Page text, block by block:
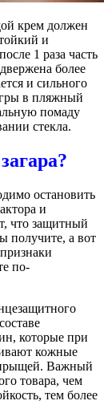
крем должен
и
1 раза часть
более
и сильного
в пляжный
помаду
стекла.
остановить
и
что защитный
получите, а вот
по-
которые при
кожные
прыщей. Важный
товара, чем
тем более